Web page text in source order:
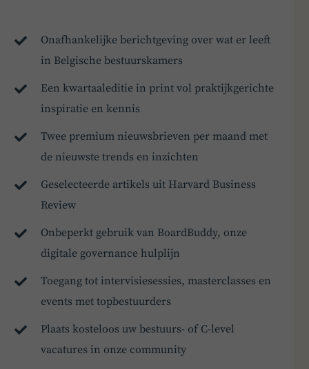
Onafhankelijke berichtgeving over wat er leeft
in Belgische bestuurskamers
Een kwartaaleditie in print vol praktijkgerichte
inspiratie en kennis
Twee premium nieuwsbrieven per maand met
de nieuwste trends en inzichten
Geselecteerde artikels uit Harvard Business
Review
Onbeperkt gebruik van BoardBuddy, onze
digitale governance hulplijn
Toegang tot intervisiesessies, masterclasses en
events met topbestuurders
Plaats kosteloos uw bestuurs- of C-level
vacatures in onze community